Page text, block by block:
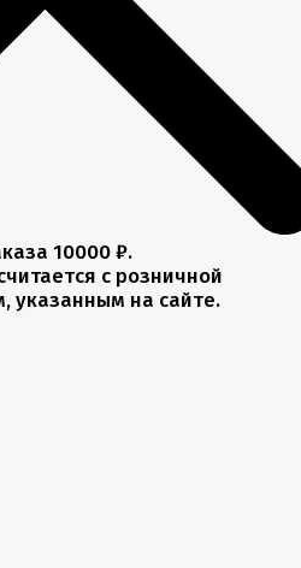
10000 ₽.
с розничной
указанным на сайте.